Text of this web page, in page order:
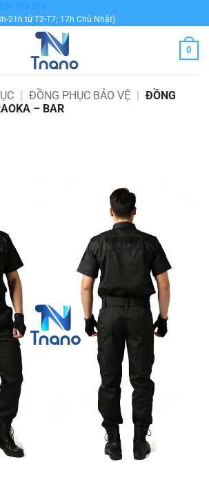
999 878
21h từ T2-T7; 17h Chủ Nhật)
0
| ĐỒNG PHỤC BẢO VỆ | ĐỒNG
– BAR